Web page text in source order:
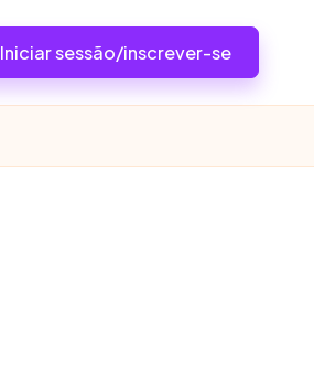
Iniciar sessão/inscrever-se